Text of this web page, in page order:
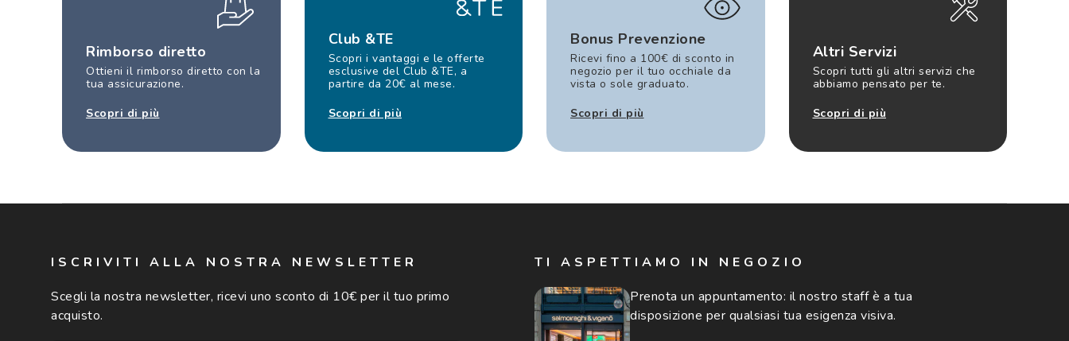
Rimborso diretto
Ottieni il rimborso diretto con la
tua assicurazione.
Scopri di più
Club &TE
Scopri i vantaggi e le offerte
esclusive del Club &TE, a
partire da 20€ al mese.
Scopri di più
Bonus Prevenzione
Ricevi fino a 100€ di sconto in
negozio per il tuo occhiale da
vista o sole graduato.
Scopri di più
Altri Servizi
Scopri tutti gli altri servizi che
abbiamo pensato per te.
Scopri di più
ISCRIVITI ALLA NOSTRA NEWSLETTER
Scegli la nostra newsletter, ricevi uno sconto di 10€ per il tuo primo
acquisto.
TI ASPETTIAMO IN NEGOZIO
Prenota un appuntamento: il nostro staff è a tua
disposizione per qualsiasi tua esigenza visiva.